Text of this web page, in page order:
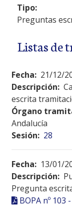
Tipo:
Preguntas
Listas de
Fecha: 21/12/
Descripción:
escrita
Órgano
Andalucía
Sesión: 28
Fecha: 13/01/
Descripción:
Pregunta
BOPA nº 103